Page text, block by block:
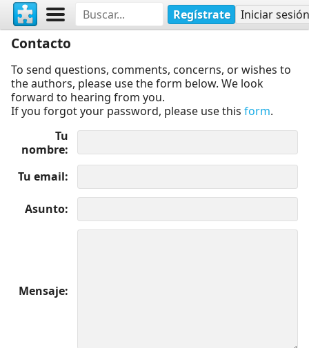
Regístrate Iniciar sesión
Contacto
To send questions, comments, concerns, or wishes to
the authors, please use the form below. We look
forward to hearing from you.
If you forgot your password, please use this form.
Tu
nombre
Tu email
Asunto
Mensaje